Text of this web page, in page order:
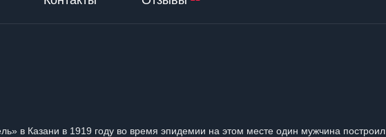
в Казани в 1919 году во время эпидемии на этом месте один мужчина построил